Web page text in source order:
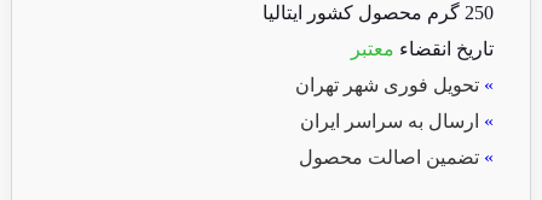
250 گرم محصول کشور ایتالیا
تاریخ انقضاء معتبر
» تحویل فوری شهر تهران
» ارسال به سراسر ایران
» تضمین اصالت محصول